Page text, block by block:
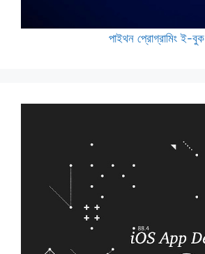
পাইথন প্রোগ্রামিং ই-বুক